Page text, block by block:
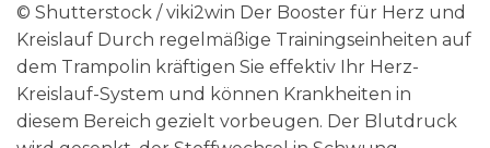
© Shutterstock / viki2win Der Booster für Herz und
Kreislauf Durch regelmäßige Trainingseinheiten auf
dem Trampolin kräftigen Sie effektiv Ihr Herz-
Kreislauf-System und können Krankheiten in
diesem Bereich gezielt vorbeugen. Der Blutdruck